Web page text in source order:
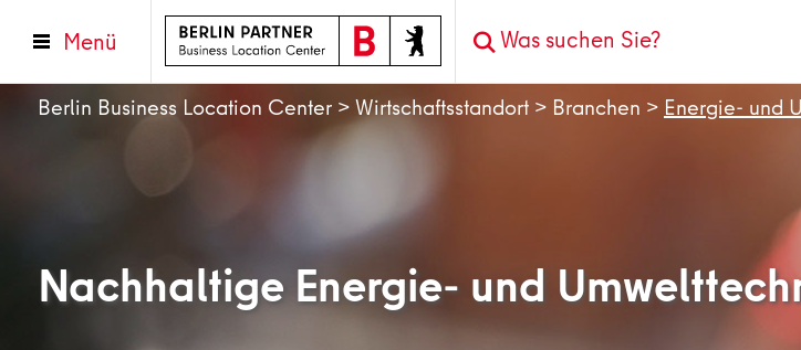
Menü
Berlin Business Location Center > Wirtschaftsstandort > Branchen > Energie- und
Nachhaltige Energie- und